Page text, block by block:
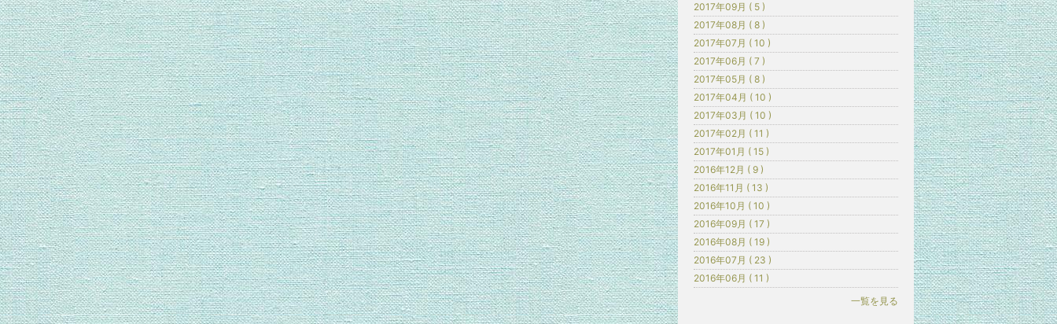
2017年09月 ( 5 )
2017年08月 ( 8 )
2017年07月 ( 10 )
2017年06月 ( 7 )
2017年05月 ( 8 )
2017年04月 ( 10 )
2017年03月 ( 10 )
2017年02月 ( 11 )
2017年01月 ( 15 )
2016年12月 ( 9 )
2016年11月 ( 13 )
2016年10月 ( 10 )
2016年09月 ( 17 )
2016年08月 ( 19 )
2016年07月 ( 23 )
2016年06月 ( 11 )
一覧を見る